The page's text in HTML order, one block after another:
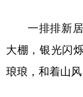
访谈
法律
食品
一排排新
大棚，银光闪
琅琅，和着山风